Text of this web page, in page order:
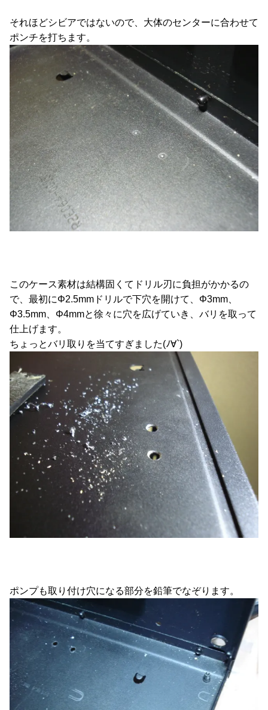
それほどシビアではないので、大体のセンターに合わせて
ポンチを打ちます。
このケース素材は結構固くてドリル刃に負担がかかるの
で、最初にΦ2.5mmドリルで下穴を開けて、Φ3mm、
Φ3.5mm、Φ4mmと徐々に穴を広げていき、バリを取って
仕上げます。
ちょっとバリ取りを当てすぎました(ﾉ∀`)
ポンプも取り付け穴になる部分を鉛筆でなぞります。